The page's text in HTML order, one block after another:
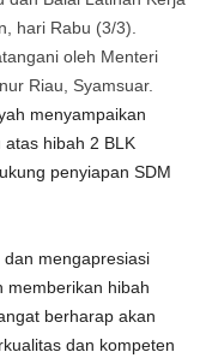
hari Rabu (3/3).
oleh Menteri
Riau, Syamsuar.
menyampaikan
hibah 2 BLK
penyiapan SDM
mengapresiasi
memberikan hibah
berharap akan
dan kompeten